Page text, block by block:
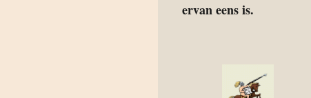
ervan eens is.